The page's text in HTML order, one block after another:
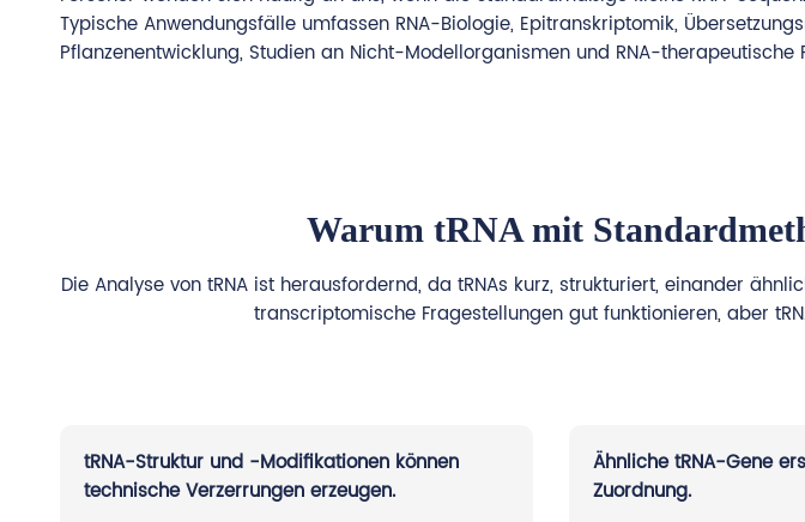
Typische Anwendungsfälle umfassen RNA-Biologie, Epitranskriptomik,
Pflanzenentwicklung, Studien an Nicht-Modellorganismen und RNA-therapeutische
Warum tRNA mit
Die Analyse von tRNA ist herausfordernd, da tRNAs kurz, strukturiert, einander
transcriptomische Fragestellungen gut funktionieren, aber
tRNA-Struktur und -Modifikationen können
technische Verzerrungen erzeugen.
Ähnliche tRNA-Gene
Zuordnung.